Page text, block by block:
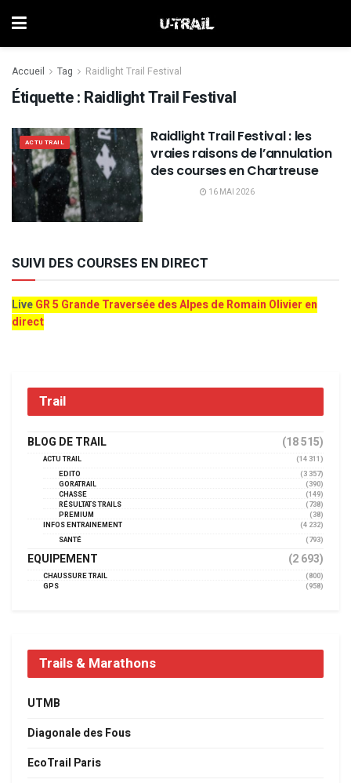
Accueil Tag Raidlight Trail Festival
Étiquette : Raidlight Trail Festival
ACTU TRAIL
Raidlight Trail Festival : les
vraies raisons de l’annulation
des courses en Chartreuse
16 MAI 2026
SUIVI DES COURSES EN DIRECT
LiveGR 5 Grande Traversée des Alpes de Romain Olivier en
direct
Trail
BLOG DE TRAIL (18 515)
ACTU TRAIL
(14 311)
EDITO
(3 357)
GORATRAIL
(390)
CHASSE
(149)
RÉSULTATS TRAILS
(738)
PREMIUM
(38)
INFOS ENTRAINEMENT
(4 232)
SANTÉ
(793)
EQUIPEMENT (2 693)
CHAUSSURE TRAIL
(800)
GPS
(958)
Trails & Marathons
UTMB
Diagonale des Fous
EcoTrail Paris